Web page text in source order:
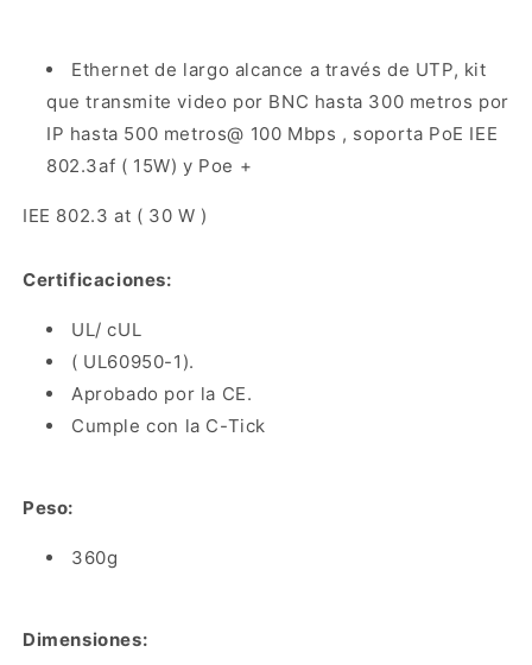
Ethernet de largo alcance a través de UTP, kit
que transmite video por BNC hasta 300 metros por
IP hasta 500 metros@ 100 Mbps , soporta PoE IEE
802.3af ( 15W) y Poe +
IEE 802.3 at ( 30 W )
Certificaciones:
UL/ cUL
( UL60950-1).
Aprobado por la CE.
Cumple con la C-Tick
Peso:
360g
Dimensiones: